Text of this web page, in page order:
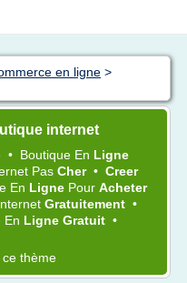
en ligne >
internet
• Boutique En Ligne
Pas Cher • Creer
En Ligne Pour Acheter
Gratuitement •
En Ligne Gratuit •
ce thème